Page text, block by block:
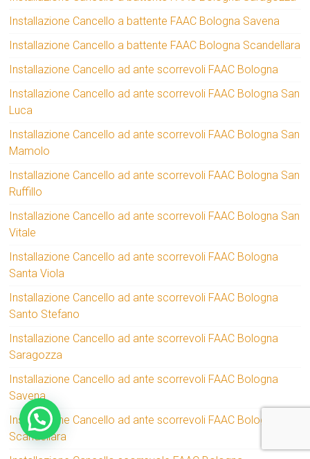
Installazione Cancello a battente FAAC Bologna Savena
Installazione Cancello a battente FAAC Bologna Scandellara
Installazione Cancello ad ante scorrevoli FAAC Bologna
Installazione Cancello ad ante scorrevoli FAAC Bologna San
Luca
Installazione Cancello ad ante scorrevoli FAAC Bologna San
Mamolo
Installazione Cancello ad ante scorrevoli FAAC Bologna San
Ruffillo
Installazione Cancello ad ante scorrevoli FAAC Bologna San
Vitale
Installazione Cancello ad ante scorrevoli FAAC Bologna
Santa Viola
Installazione Cancello ad ante scorrevoli FAAC Bologna
Santo Stefano
Installazione Cancello ad ante scorrevoli FAAC Bologna
Saragozza
Installazione Cancello ad ante scorrevoli FAAC Bologna
Savena
Installazione Cancello ad ante scorrevoli FAAC Bologna
Scandellara